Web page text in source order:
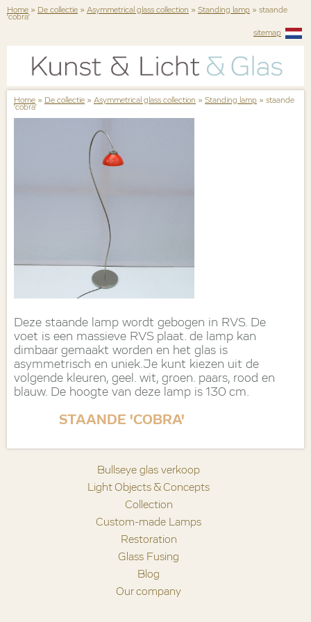
Home » De collectie » Asymmetrical glass collection » Standing lamp » staande
'cobra'
sitemap
Home » De collectie » Asymmetrical glass collection » Standing lamp » staande
'cobra'
Deze staande lamp wordt gebogen in RVS. De
voet is een massieve RVS plaat. de lamp kan
dimbaar gemaakt worden en het glas is
asymmetrisch en uniek.Je kunt kiezen uit de
volgende kleuren, geel. wit, groen. paars, rood en
blauw. De hoogte van deze lamp is 130 cm.
STAANDE 'COBRA'
Bullseye glas verkoop
Light Objects & Concepts
Collection
Custom-made Lamps
Restoration
Glass Fusing
Blog
Our company